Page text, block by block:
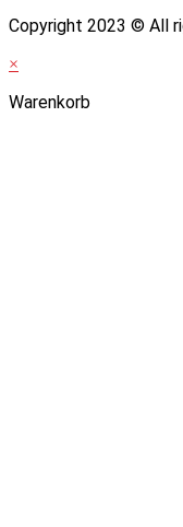
Copyright 2023 © All
×
Warenkorb